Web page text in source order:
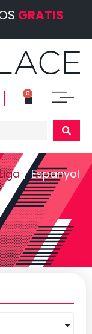
GRATIS
0
/ Espanyol